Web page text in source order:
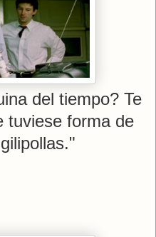
del tiempo? Te
tuviese forma de